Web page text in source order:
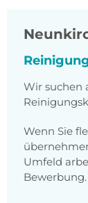
Wir suchen
Wenn Sie
Umfeld
Bewerbung.